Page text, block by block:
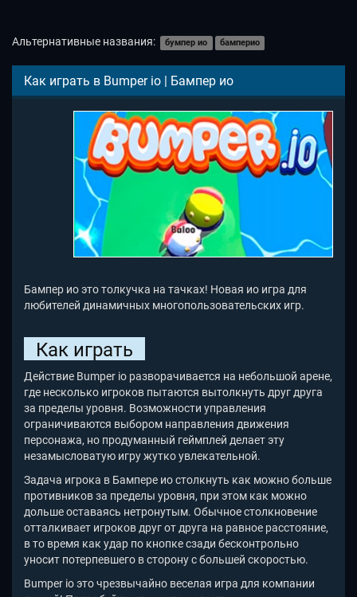
Альтернативные названия: бумпер ио бамперио
Как играть в Bumper io | Бампер ио
Бампер ио это толкучка на тачках! Новая ио игра для
любителей динамичных многопользовательских игр.
Как играть
Действие Bumper io разворачивается на небольшой арене,
где несколько игроков пытаются вытолкнуть друг друга
за пределы уровня. Возможности управления
ограничиваются выбором направления движения
персонажа, но продуманный геймплей делает эту
незамысловатую игру жутко увлекательной.
Задача игрока в Бампере ио столкнуть как можно больше
противников за пределы уровня, при этом как можно
дольше оставаясь нетронутым. Обычное столкновение
отталкивает игроков друг от друга на равное расстояние,
в то время как удар по кнопке сзади бесконтрольно
уносит потерпевшего в сторону с большей скоростью.
Bumper io это чрезвычайно веселая игра для компании